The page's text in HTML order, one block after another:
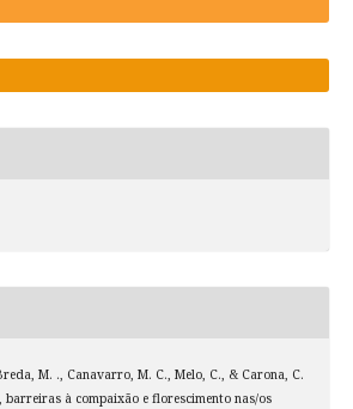
M. ., Canavarro, M. C., Melo, C., & Carona, C.
barreiras à compaixão e florescimento nas/os